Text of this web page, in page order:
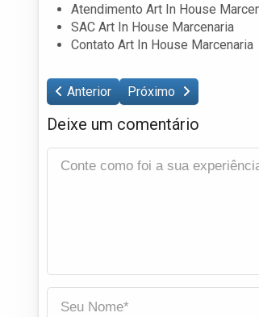
Atendimento Art In House
SAC Art In House Marcenaria
Contato Art In House Marcenaria
Anterior Próximo
Deixe um comentário